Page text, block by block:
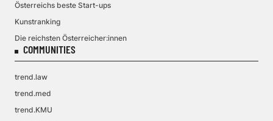
Österreichs beste Start-ups
Kunstranking
Die reichsten Österreicher:innen
COMMUNITIES
trend.law
trend.med
trend.KMU